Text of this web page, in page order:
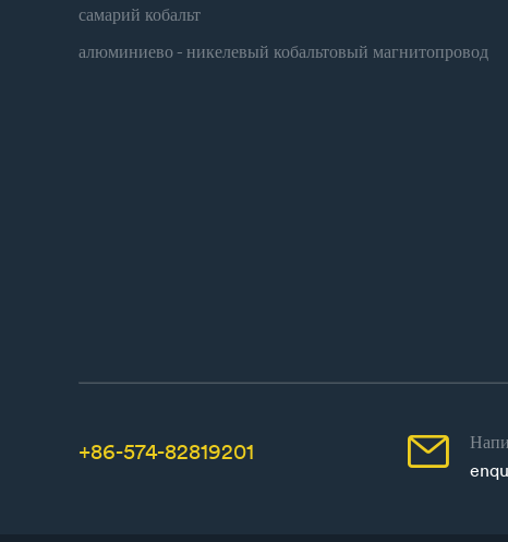
самарий кобальт
алюминиево - никелевый кобальтовый магнитопровод
+86-574-82819201 